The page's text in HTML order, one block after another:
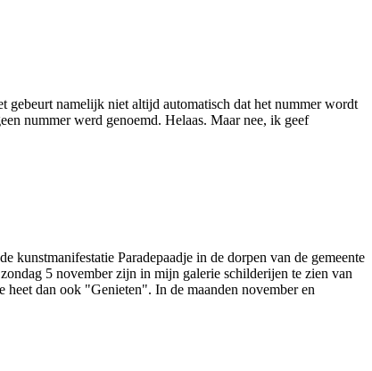
gebeurt namelijk niet altijd automatisch dat het nummer wordt
nummer werd genoemd. Helaas. Maar nee, ik geef
Paradepaadje in de dorpen van de gemeente
5 november zijn in mijn galerie schilderijen te zien van
dan ook "Genieten". In de maanden november en